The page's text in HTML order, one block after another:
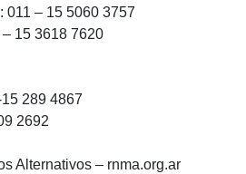
011 – 15 5060 3757
15 3618 7620
289 4867
2692
Alternativos – rnma.org.ar